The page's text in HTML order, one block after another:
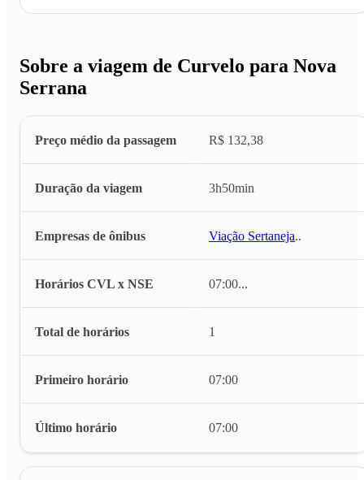
Sobre a viagem de Curvelo para Nova
Serrana
Preço médio da passagem R$ 132,38
Duração da viagem 3h50min
Empresas de ônibus Viação Sertaneja...
Horários CVL x NSE 07:00...
Total de horários 1
Primeiro horário 07:00
Último horário 07:00